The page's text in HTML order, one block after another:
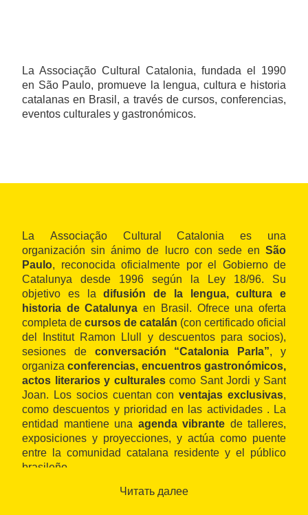
La Associação Cultural Catalonia, fundada el 1990
en São Paulo, promueve la lengua, cultura e historia
catalanas en Brasil, a través de cursos, conferencias,
eventos culturales y gastronómicos.
La Associação Cultural Catalonia es una
organización sin ánimo de lucro con sede en São
Paulo, reconocida oficialmente por el Gobierno de
Catalunya desde 1996 según la Ley 18/96. Su
objetivo es ladifusión de la lengua, cultura e
historia de Catalunya en Brasil. Ofrece una oferta
completa de cursos de catalán (con certificado oficial
del Institut Ramon Llull y descuentos para socios),
sesiones de conversación “Catalonia Parla”, y
organizaconferencias, encuentros gastronómicos,
actos literarios y culturalescomo Sant Jordi y Sant
Joan. Los socios cuentan conventajas exclusivas,
como descuentos y prioridad en las actividades . La
entidad mantiene una agenda vibrante de talleres,
exposiciones y proyecciones, y actúa como puente
entre la comunidad catalana residente y el público
brasileño .
Читать далее